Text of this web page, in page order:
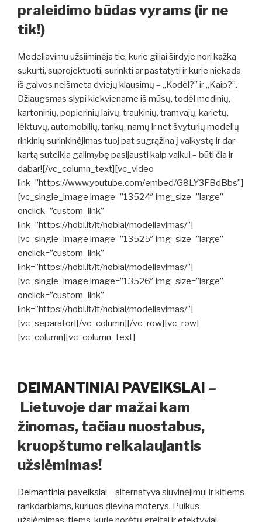
praleidimo būdas vyrams (ir ne
tik!)
Modeliavimu užsiiminėja tie, kurie giliai širdyje nori kažką
sukurti, suprojektuoti, surinkti ar pastatyti ir kurie niekada
iš galvos neišmeta dviejų klausimų – „Kodėl?” ir „Kaip?”.
Džiaugsmas slypi kiekviename iš mūsų, todėl medinių,
kartoninių, popierinių laivų, traukinių, tramvajų, karietų,
lėktuvų, automobilių, tankų, namų ir net švyturių modelių
rinkinių surinkinėjimas tuoj pat sugrąžina į vaikystę ir dar
kartą suteikia galimybę pasijausti kaip vaikui – būti čia ir
dabar![/vc_column_text][vc_video
link=”https://www.youtube.com/embed/G8LY3FBdBbs”]
[vc_single_image image=”13524″ img_size=”large”
onclick=”custom_link”
link=”https://hobi.lt/lt/hobiai/modeliavimas/”]
[vc_single_image image=”13525″ img_size=”large”
onclick=”custom_link”
link=”https://hobi.lt/lt/hobiai/modeliavimas/”]
[vc_single_image image=”13526″ img_size=”large”
onclick=”custom_link”
link=”https://hobi.lt/lt/hobiai/modeliavimas/”]
[vc_separator][/vc_column][/vc_row][vc_row]
[vc_column][vc_column_text]
DEIMANTINIAI PAVEIKSLAI –
Lietuvoje dar mažai kam
žinomas, tačiau nuostabus,
kruopštumo reikalaujantis
užsiėmimas!
Deimantiniai paveikslai – alternatyva siuvinėjimui ir kitiems
rankdarbiams, kuriuos dievina moterys. Puikus